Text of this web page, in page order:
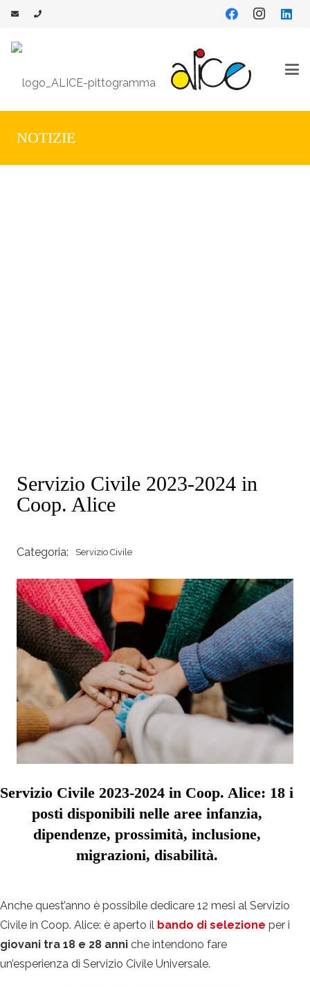
NOTIZIE
Servizio Civile 2023-2024 in
Coop. Alice
Categoria: Servizio Civile
Servizio Civile 2023-2024 in Coop. Alice: 18 i
posti disponibili nelle aree infanzia,
dipendenze, prossimità, inclusione,
migrazioni, disabilità.
Anche quest’anno è possibile dedicare 12 mesi al Servizio
Civile in Coop. Alice: è aperto il bando di selezione per i
giovani tra 18 e 28 anni che intendono fare
un’esperienza di Servizio Civile Universale.